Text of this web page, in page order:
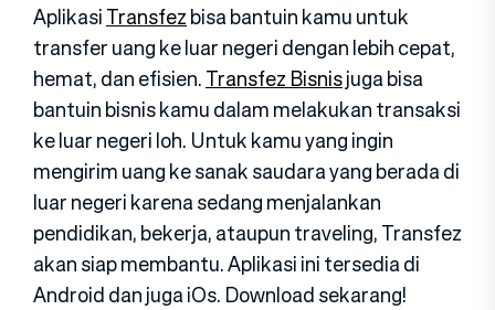
AplikasiTransfezbisa bantuin kamu untuk
transfer uang ke luar negeri dengan lebih cepat,
hemat, dan efisien.Transfez Bisnisjuga bisa
bantuin bisnis kamu dalam melakukan transaksi
ke luar negeri loh. Untuk kamu yang ingin
mengirim uang ke sanak saudara yang berada di
luar negeri karena sedang menjalankan
pendidikan, bekerja, ataupun traveling, Transfez
akan siap membantu. Aplikasi ini tersedia di
Android dan juga iOs. Download sekarang!